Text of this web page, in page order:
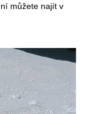
můžete najít v